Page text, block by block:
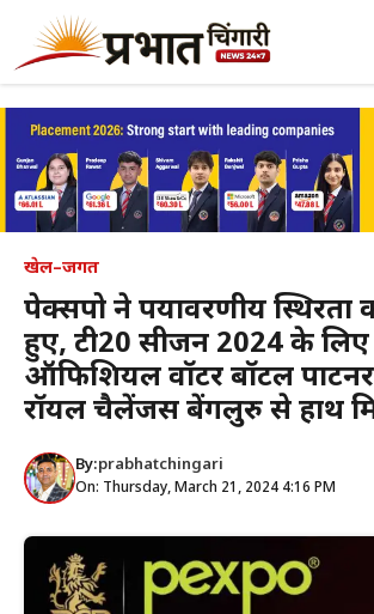
content
खेल–जगत
पेक्सपो ने पर्यावरणीय स्थिरता
हुए, टी20 सीजन 2024 के लिए
ऑफिशियल वॉटर बॉटल
रॉयल चैलेंजर्स बेंगलुरु से हाथ
By:prabhatchingari
On: Thursday, March 21, 2024 4:16 PM